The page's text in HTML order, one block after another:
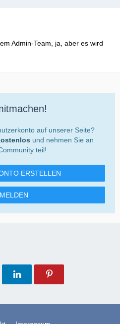
Admin-Team, ja, aber es wird
auf unserer Seite?
und nehmen Sie an
teil!
ERSTELLEN